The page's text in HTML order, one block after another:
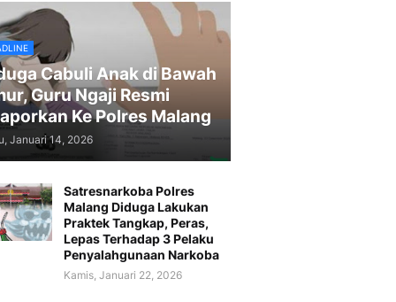
Cabuli Anak di Bawah
Guru Ngaji Resmi
Ke Polres Malang
Januari 14, 2026
Satresnarkoba Polres
Malang Diduga Lakukan
Praktek Tangkap, Peras,
Lepas Terhadap 3 Pelaku
Penyalahgunaan Narkoba
Kamis, Januari 22, 2026